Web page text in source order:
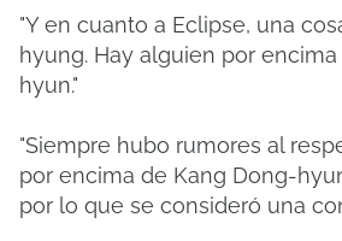
"Y en cuanto a Eclipse, una
hyung. Hay alguien por
hyun."
"Siempre hubo rumores al
por encima de Kang Dong-
por lo que se consideró una